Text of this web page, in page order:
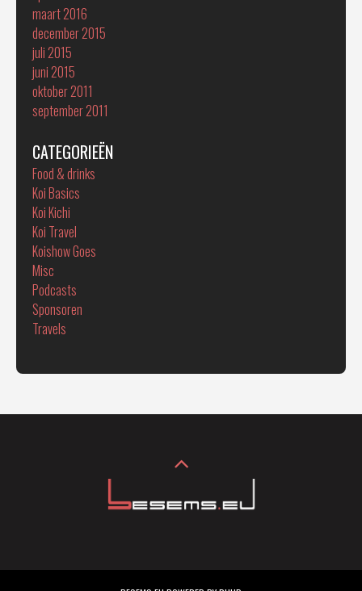
maart 2016
december 2015
juli 2015
juni 2015
oktober 2011
september 2011
CATEGORIEËN
Food & drinks
Koi Basics
Koi Kichi
Koi Travel
Koishow Goes
Misc
Podcasts
Sponsoren
Travels